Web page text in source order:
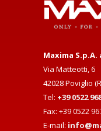
Maxima S.p.A.
Via Matteotti, 6
42028 Poviglio
Tel: +39 0522
Fax: +39 0522
E-mail: